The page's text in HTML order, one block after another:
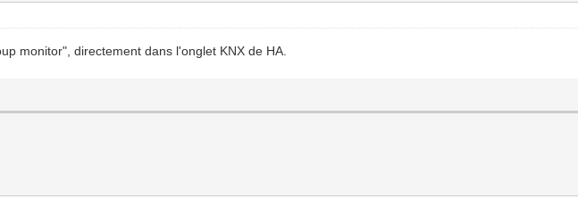
monitor", directement dans l'onglet KNX de HA.